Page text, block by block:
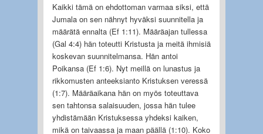
Kaikki tämä on ehdottoman varmaa siksi, että
Jumala on sen nähnyt hyväksi suunnitella ja
määrätä ennalta (Ef 1:11). Määräajan tullessa
(Gal 4:4) hän toteutti Kristusta ja meitä ihmisiä
koskevan suunnitelmansa. Hän antoi
Poikansa (Ef 1:6). Nyt meillä on lunastus ja
rikkomusten anteeksianto Kristuksen veressä
(1:7). Määräaikana hän on myös toteuttava
sen tahtonsa salaisuuden, jossa hän tulee
yhdistämään Kristuksessa yhdeksi kaiken,
mikä on taivaassa ja maan päällä (1:10). Koko